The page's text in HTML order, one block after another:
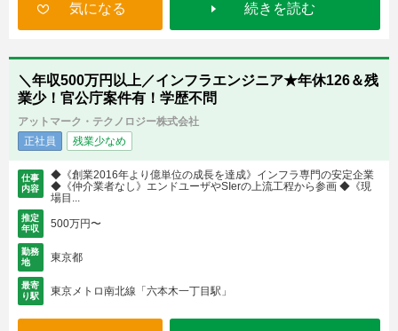
気になる 続きを読む
＼年収500万円以上／インフラエンジニア★年休126＆残
業少！官公庁案件有！学歴不問
アットマーク・テクノロジー株式会社
正社員
残業少なめ
仕事
内容
◆《創業2016年より億単位の成長を達成》インフラ専門の安定企業
◆《仲介業者なし》エンドユーザやSIerの上流工程から参画 ◆《現
場目...
推定
年収
500万円〜
勤務
地
東京都
最寄
り駅
東京メトロ南北線「六本木一丁目駅」